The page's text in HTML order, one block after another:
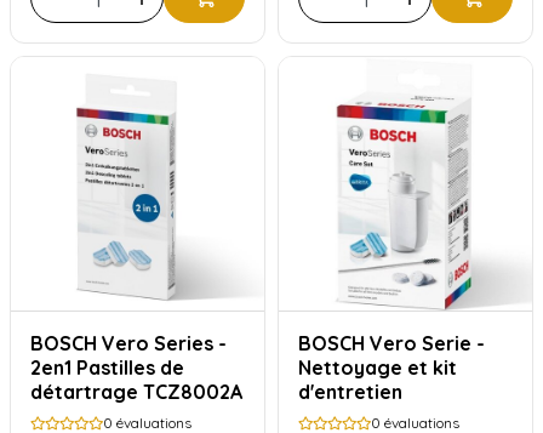
BOSCH Vero Series -
2en1 Pastilles de
détartrage TCZ8002A
0 évaluations
BOSCH Vero Serie -
Nettoyage et kit
d'entretien
0 évaluations